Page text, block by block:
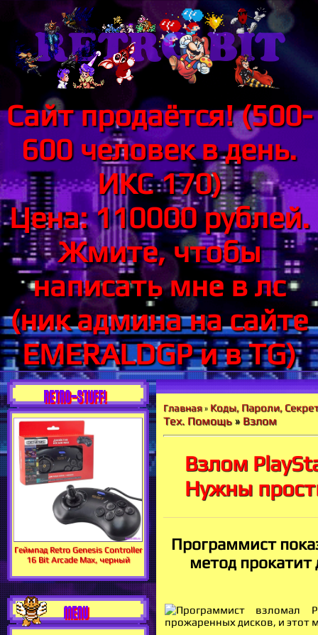
Сайт продаётся! (500-
600 человек в день.
ИКС 170)
Цена: 110000 рублей.
Жмите, чтобы
написать мне в лс
(ник админа на сайте
EMERALDGP и в TG)
RETRO-STUFF!
Геймпад Retro Genesis Controller
16 Bit Arcade Max, черный
MENU
Главная » Коды, Пароли,
Тех. Помощь » Взлом
Взлом
Нужны
Программист
метод